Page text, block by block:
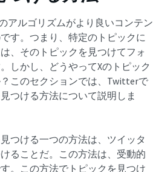
アルゴリズムがより良いコンテン
す。つまり、特定のトピックに
、そのトピックを見つけてフォ
しかし、どうやってXのトピック
このセクションでは、Twitterで
つける方法について説明しま
つける一つの方法は、ツイッタ
ることだ。この方法は、受動的
。この方法でトピックを見つけ